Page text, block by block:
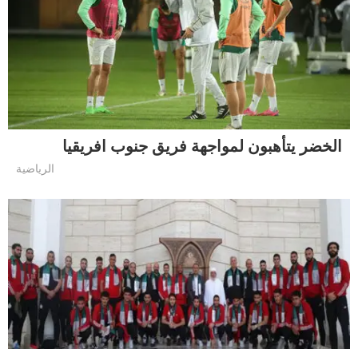
الخضر يتأهبون لمواجهة فريق جنوب افريقيا
الرياضية